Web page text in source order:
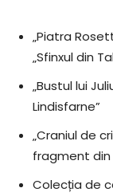
„Piatra
„Sfinxul din
„Bustul lui
Lindisfarne”
„Craniul de
fragment din
Colecția de